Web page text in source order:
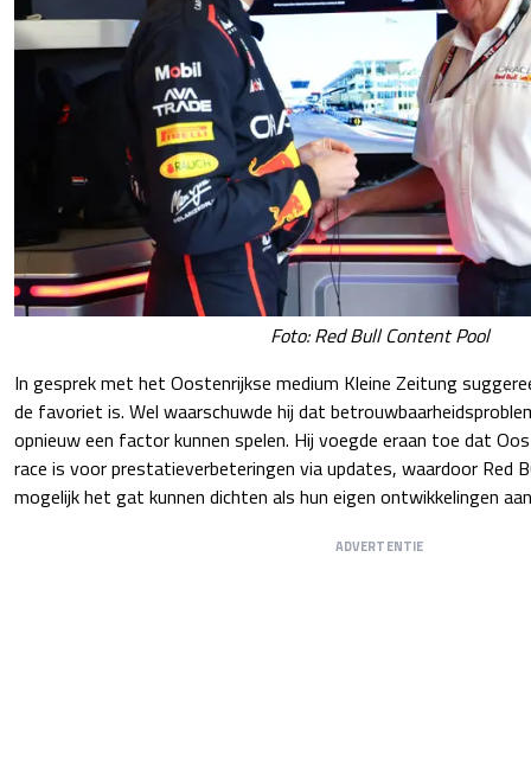
Foto: Red Bull Content Pool
In gesprek met het Oostenrijkse medium Kleine Zeitung
de favoriet is. Wel waarschuwde hij dat
opnieuw een factor kunnen spelen. Hij voegde eraan toe dat
race is voor prestatieverbeteringen via updates, waardoor Red
mogelijk het gat kunnen dichten als hun eigen ontwikkelingen
ADVERTENTIE